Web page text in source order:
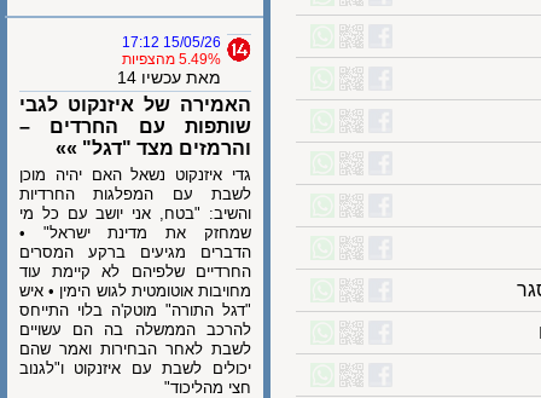
15/05/26 17:12
5.49% מהצפיות
מאת עכשיו 14
האמירה של איזנקוט לגבי
שותפות עם החרדים –
והרמזים מצד "דגל" »»
גדי איזנקוט נשאל האם יהיה מוכן
לשבת עם המפלגות החרדיות
והשיב: "בטח, אני יושב עם כל מי
שמחזק את מדינת ישראל" •
הדברים מגיעים ברקע המסרים
החרדיים שלפיהם לא קיימת עוד
מחויבות אוטומטית לגוש הימין • איש
"דגל התורה" מוטק'ה בלוי התייחס
להרכב הממשלה בה הם עשויים
לשבת לאחר הבחירות ואמר שהם
יכולים לשבת עם איזנקוט ו"לגנוב
חצי מהליכוד"